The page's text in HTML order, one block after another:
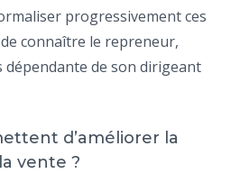
progressivement ces
connaître le repreneur,
dépendante de son dirigeant
d’améliorer la
vente ?